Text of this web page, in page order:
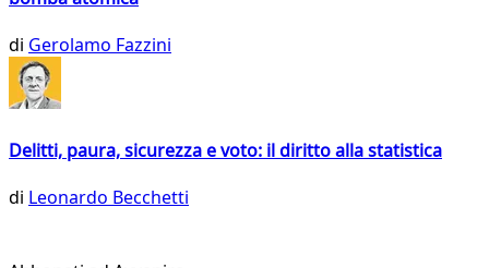
di Gerolamo Fazzini
Delitti, paura, sicurezza e voto: il diritto alla statistica
di Leonardo Becchetti